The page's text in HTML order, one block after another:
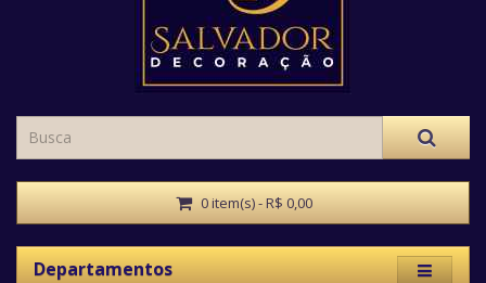
0 item(s) - R$ 0,00
Departamentos